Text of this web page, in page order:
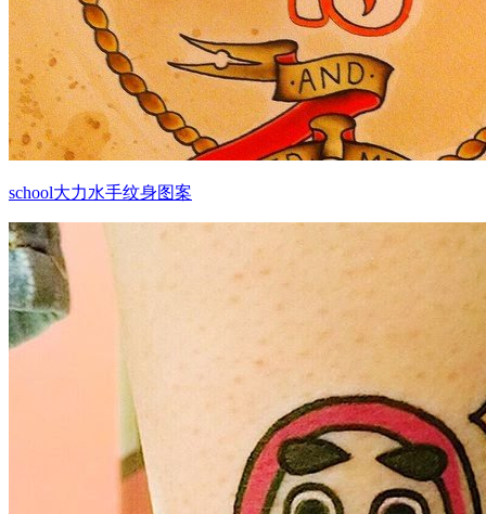
school大力水手纹身图案